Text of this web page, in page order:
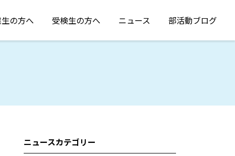
の方へ 受検生の方へ ニュース 部活動ブログ
ニュースカテゴリー